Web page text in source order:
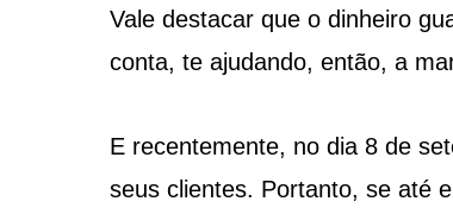
Vale destacar que o dinheiro
conta, te ajudando, então, a
E recentemente, no dia 8 de
seus clientes. Portanto, se até